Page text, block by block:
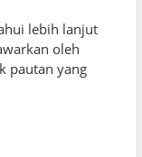
lebih lanjut
oleh
pautan yang